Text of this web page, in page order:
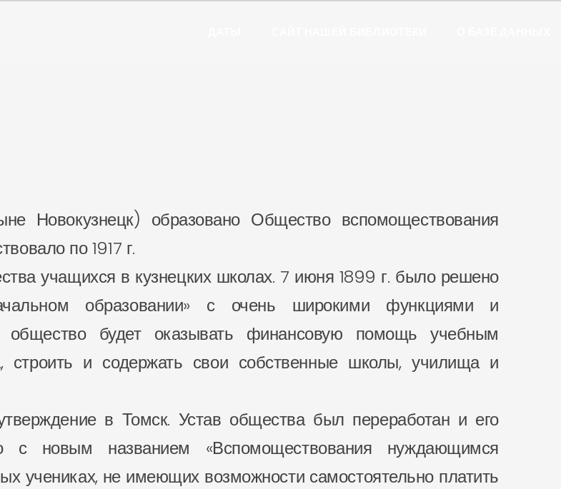
Новокузнецк) образовано Общество вспомоществования
по 1917 г.
учащихся в кузнецких школах. 7 июня 1899 г. было решено
образовании» с очень широкими функциями и
общество будет оказывать финансовую помощь учебным
строить и содержать свои собственные школы, училища и
в Томск. Устав общества был переработан и его
с новым названием «Вспомоществования нуждающимся
учениках, не имеющих возможности самостоятельно платить